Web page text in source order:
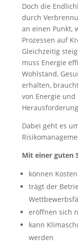
Doch die
durch
an einen Punkt,
Prozessen auf
Gleichzeitig
muss Energie
Wohlstand,
erhalten,
von Energie und
Dabei geht es
Mit einer guten
können
trägt der
eröffnen sich
kann
werden